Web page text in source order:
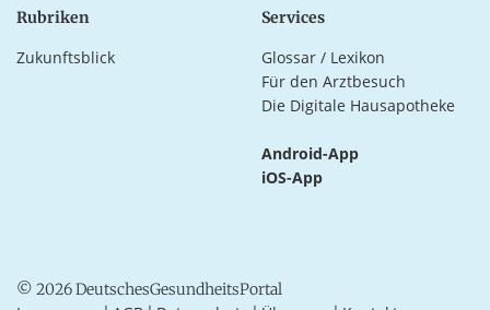
Rubriken
Zukunftsblick
Services
Glossar / Lexikon
Für den Arztbesuch
Die Digitale Hausapotheke
Android-App
iOS-App
© 2026 DeutschesGesundheitsPortal